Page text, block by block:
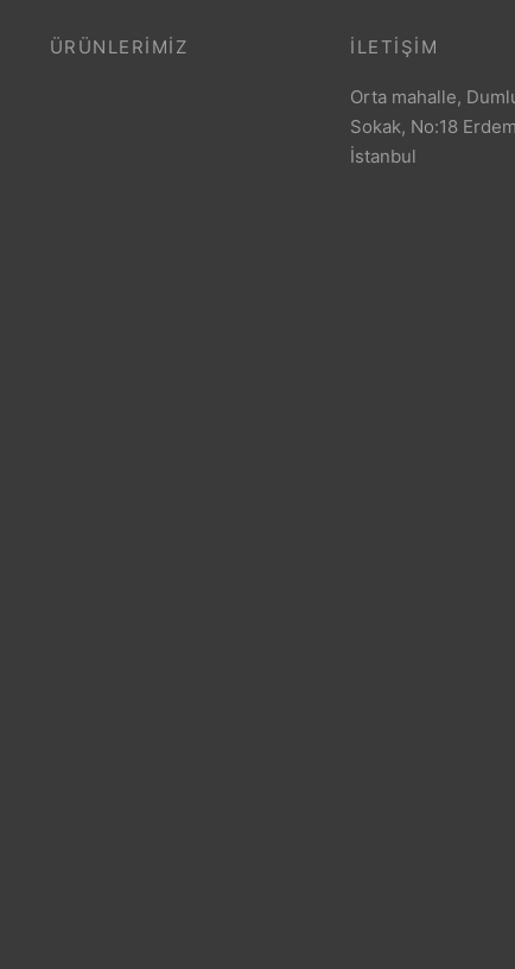
İLETIŞIM
Orta mahalle,
Sokak, No:18
İstanbul
ÜRÜNLERIMIZ